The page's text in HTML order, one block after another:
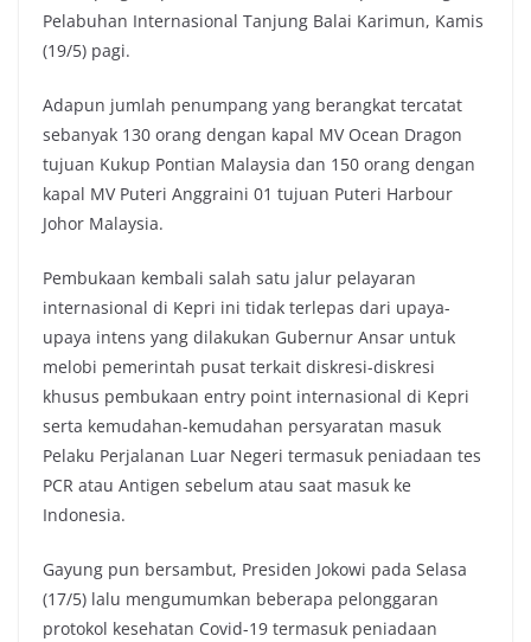
Pelabuhan Internasional Tanjung Balai Karimun, Kamis
(19/5) pagi.
Adapun jumlah penumpang yang berangkat tercatat
sebanyak 130 orang dengan kapal MV Ocean Dragon
tujuan Kukup Pontian Malaysia dan 150 orang dengan
kapal MV Puteri Anggraini 01 tujuan Puteri Harbour
Johor Malaysia.
Pembukaan kembali salah satu jalur pelayaran
internasional di Kepri ini tidak terlepas dari upaya-
upaya intens yang dilakukan Gubernur Ansar untuk
melobi pemerintah pusat terkait diskresi-diskresi
khusus pembukaan entry point internasional di Kepri
serta kemudahan-kemudahan persyaratan masuk
Pelaku Perjalanan Luar Negeri termasuk peniadaan tes
PCR atau Antigen sebelum atau saat masuk ke
Indonesia.
Gayung pun bersambut, Presiden Jokowi pada Selasa
(17/5) lalu mengumumkan beberapa pelonggaran
protokol kesehatan Covid-19 termasuk peniadaan